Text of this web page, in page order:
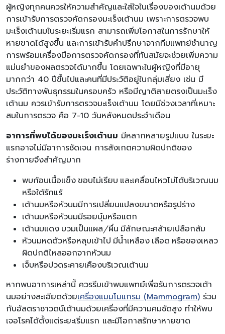
ผู้หญิงทุกคนควรให้ความสำคัญและใส่ใจในเรื่องของเต้านมด้วย
การเข้ารับการตรวจคัดกรองมะเร็งเต้านม เพราะการตรวจพบ
มะเร็งเต้านมในระยะเริ่มแรก สามารถเพิ่มโอกาสในการรักษาให้
หายขาดได้สูงขึ้น และการเข้ารับคำปรึกษาจากทีมแพทย์ชำนาญ
การพร้อมเครื่องมือการตรวจคัดกรองที่ทันสมัยจะช่วยเพิ่มความ
แม่นยำของผลตรวจได้มากขึ้น โดยเฉพาะในผู้หญิงที่มีอายุ
มากกว่า 40 ปีขึ้นไปและคนที่มีประวัติอยู่ในกลุ่มเสี่ยง เช่น มี
ประวัติทางพันธุกรรมในครอบครัว หรือมีญาติสายตรงเป็นมะเร็ง
เต้านม ควรเข้ารับการตรวจมะเร็งเต้านม โดยมีช่วงเวลาที่เหมาะ
สมในการตรวจ คือ 7-10 วันหลังหมดประจำเดือน
อาการที่พบได้ของมะเร็งเต้านม มีหลากหลายรูปแบบ ในระยะ
แรกอาจไม่มีอาการชัดเจน การสังเกตความผิดปกติของ
ร่างกายจึงสำคัญมาก
พบก้อนเนื้อแข็ง ขอบไม่เรียบ และเคลื่อนไหวไม่ได้บริเวณนม
หรือใต้รักแร้
เต้านมหรือหัวนมมีการเปลี่ยนแปลงขนาดหรือรูปร่าง
เต้านมหรือหัวนมมีรอยบุ๋มหรือแตก
เต้านมแดง บวมเป็นแผล/ผื่น มีลักษณะคล้ายเปลือกส้ม
หัวนมหดตัวหรือหลุบเข้าไป มีน้ำเหลือง เลือด หรือของเหลว
ผิดปกติไหลออกจากหัวนม
เจ็บหรือปวดระคายเคืองบริเวณเต้านม
หากพบอาการเหล่านี้ ควรรีบเข้าพบแพทย์เพื่อรับการตรวจเต้า
นมอย่างละเอียดด้วยเครื่องแมมโมแกรม (Mammogram) ร่วม
กับอัลตราซาวดน์เต้านมด้วยเครื่องที่มีความคมชัดสูง ทำให้พบ
เจอโรคได้ตั้งแต่ระยะเริ่มแรก และมีโอกาสรักษาหายขาด